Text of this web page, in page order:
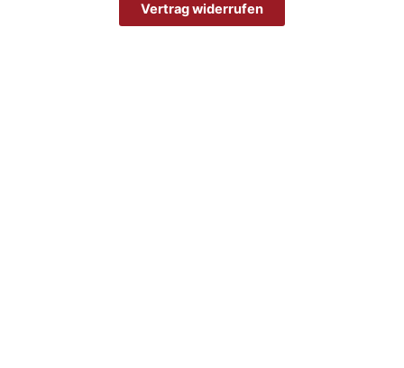
Vertrag widerrufen